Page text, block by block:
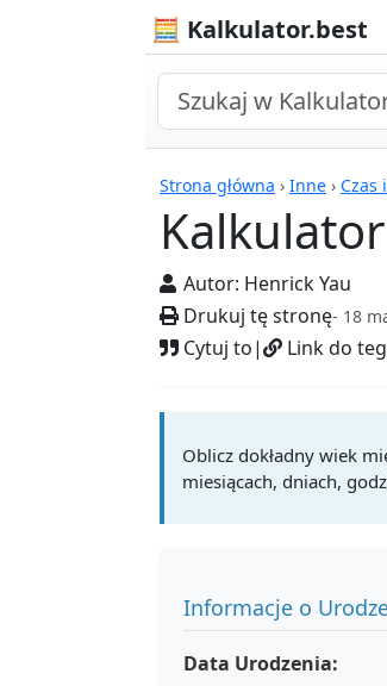
🧮 Kalkulator.best
Strona główna › Inne › Czas
Autor: Henrick Yau
Drukuj tę stronę- 18
Cytuj to| Link do
Kalkulatory
Oblicz dokładny wiek
miesiącach, dniach,
Informacje o
Data Urodzenia: